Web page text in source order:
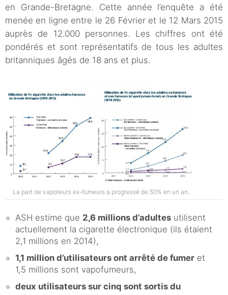
en Grande-Bretagne. Cette année l’enquête a été
menée en ligne entre le 26 Février et le 12 Mars 2015
auprès de 12.000 personnes. Les chiffres ont été
pondérés et sont représentatifs de tous les adultes
britanniques âgés de 18 ans et plus.
La part de vapoteurs ex-fumeurs a progressé de 50% en un an.
ASH estime que 2,6 millions d’adultes utilisent
actuellement la cigarette électronique (ils étaient
2,1 millions en 2014),
1,1 million d’utilisateurs ont arrêté de fumer et
1,5 millions sont vapofumeurs,
deux utilisateurs sur cinq sont sortis du